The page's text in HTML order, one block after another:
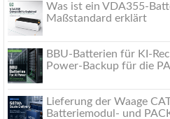
Was ist ein VDA355-
Maßstandard erklärt
BBU-Batterien für KI-
Power-Backup für die
Lieferung der Waage
Batteriemodul- und